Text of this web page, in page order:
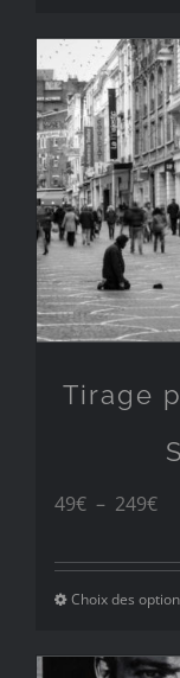
à
Tirage
49€ – 249€
Choix des